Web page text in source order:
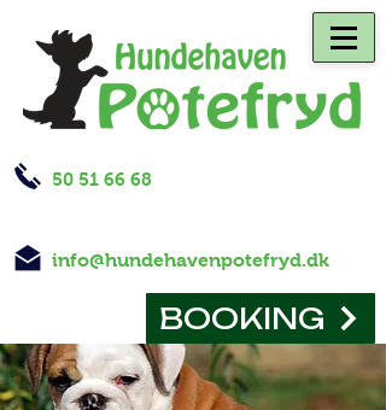
50 51 66 68
BOOKING
info@hundehavenpotefryd.dk